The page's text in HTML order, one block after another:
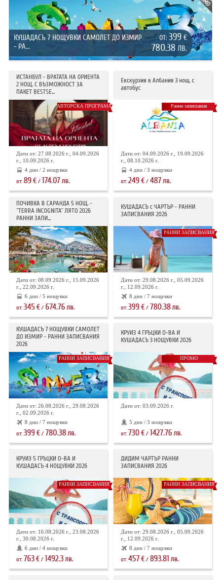
КУШАДАСЪ 7 НОЩУВКИ САМОЛЕТ ДО ИЗМИР
- РА...
ОТ: 399 €
780.38 ЛВ.
ИСТАНБУЛ - ВРАТАТА НА ОРИЕНТА
2 НОЩ. С ВЪЗМОЖНОСТ ЗА
ПАКЕТ BESTSE...
АВТОРСКА ПРОГРАМА
Дати от: 27.08.2026 г., 04.09.2026
г., 10.09.2026 г.
4 дни / 2 нощувки
от: 89 €/ 174.07лв.
Екскурзия в Албания 3 нощ. с
автобус
Ранни записвания
Дати от: 04.09.2026 г., 19.09.2026
г., 08.10.2026 г.
4 дни / 3 нощувки
от:249 € /487лв.
ПОЧИВКА В САРАНДА 5 НОЩ. -
"TERRA INCOGNITA" ЛЯТО 2026
РАННИ ЗАПИ...
Дати от: 08.09.2026 г., 15.09.2026
г., 22.09.2026 г.
6 дни / 5 нощувки
от: 345 €/ 674.76 лв.
КУШАДАСЪ с ЧАРТЪР - РАННИ
ЗАПИСВАНИЯ 2026
РАННИ ЗАПИСВАНИЯ
Дати от: 29.08.2026 г., 05.09.2026
г., 12.09.2026 г.
8 дни / 7 нощувки
от:399 € / 780.38 лв.
КУШАДАСЪ 7 НОЩУВКИ САМОЛЕТ
ДО ИЗМИР - РАННИ ЗАПИСВАНИЯ
2026
РАННИ ЗАПИСВАНИЯ
Дати от: 26.08.2026 г., 29.08.2026
г., 02.09.2026 г.
8 дни / 7 нощувки
от: 399 €/ 780.38лв.
КРУИЗ 4 ГРЪЦКИ О-ВА И
КУШАДАСЪ 3 НОЩУВКИ 2026
ПРОМО
Дати от: 03.09.2026 г.
5 дни / 3 нощувки
от: 730 € / 1427.76лв.
КРУИЗ 5 ГРЪЦКИ О-ВА И
КУШАДАСЪ 4 НОЩУВКИ 2026
РАННИ ЗАПИСВАНИЯ
Дати от: 16.08.2026 г., 23.08.2026
г., 30.08.2026 г.
6 дни / 4 нощувки
от: 763€/ 1492.3лв.
ДИДИМ ЧАРТЪР РАННИ
ЗАПИСВАНИЯ 2026
РАННИ ЗАПИСВАНИЯ
Дати от: 29.08.2026 г., 05.09.2026
г., 12.09.2026 г.
8 дни / 7 нощувки
от:457€ /893.81 лв.